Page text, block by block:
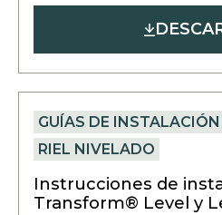
in
GUÍAS DE INSTALACIÓN
RIEL NIVELADO
Instrucciones de
Transform® Level y